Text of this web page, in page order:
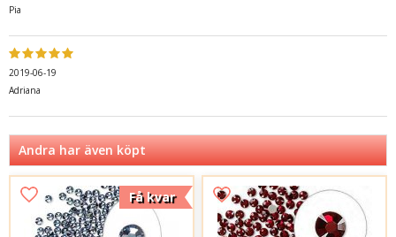
Pia
2019-06-19
Adriana
Andra har även köpt
Få kvar